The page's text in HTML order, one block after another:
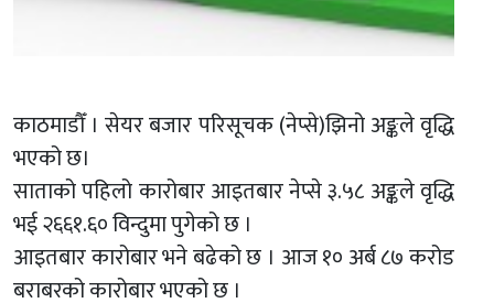
काठमाडौँ । सेयर बजार परिसूचक (नेप्से)झिनो अङ्कले वृद्धि
भएको छ।
साताको पहिलो कारोबार आइतबार नेप्से ३.५८ अङ्कले वृद्धि
भई २६६१.६० विन्दुमा पुगेको छ ।
आइतबार कारोबार भने बढेको छ । आज १० अर्ब ८७ करोड
बराबरको कारोबार भएको छ ।